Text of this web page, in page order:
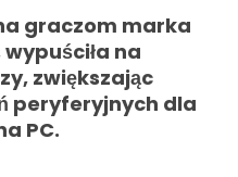
graczom marka
na
zwiększając
peryferyjnych dla
PC.